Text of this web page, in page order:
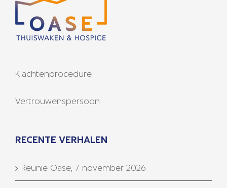
Klachtenprocedure
Vertrouwenspersoon
RECENTE VERHALEN
Reünie Oase, 7 november 2026